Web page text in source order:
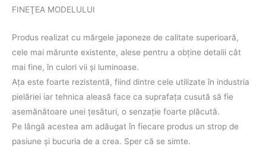
FINEŢEA MODELULUI
Produs realizat cu mărgele japoneze de calitate superioară,
cele mai mărunte existente, alese pentru a obţine detalii cât
mai fine, în culori vii şi luminoase.
Aţa este foarte rezistentă, fiind dintre cele utilizate în industria
pielăriei iar tehnica aleasă face ca suprafaţa cusută să fie
asemănătoare unei ţesături, o senzaţie foarte plăcută.
Pe lângă acestea am adăugat în fiecare produs un strop de
pasiune şi bucuria de a crea. Sper că se simte.